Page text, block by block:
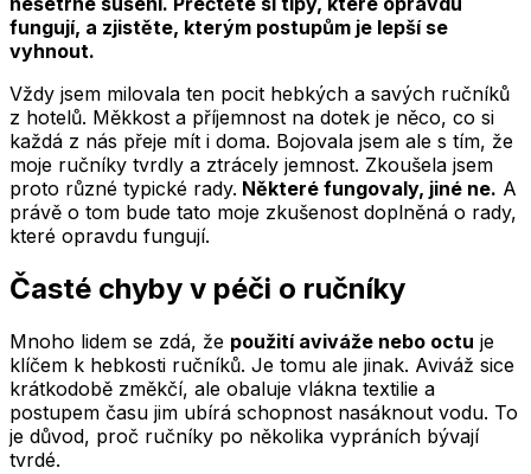
fungují, a zjistěte, kterým postupům je lepší se
vyhnout.
Vždy jsem milovala ten pocit hebkých a savých ručníků
z hotelů. Měkkost a příjemnost na dotek je něco, co si
každá z nás přeje mít i doma. Bojovala jsem ale s tím, že
moje ručníky tvrdly a ztrácely jemnost. Zkoušela jsem
proto různé typické rady. Některé fungovaly, jiné ne. A
právě o tom bude tato moje zkušenost doplněná o rady,
které opravdu fungují.
Časté chyby v péči o ručníky
Mnoho lidem se zdá, že použití aviváže nebo octu je
klíčem k hebkosti ručníků. Je tomu ale jinak. Aviváž sice
krátkodobě změkčí, ale obaluje vlákna textilie a
postupem času jim ubírá schopnost nasáknout vodu. To
je důvod, proč ručníky po několika vypráních bývají
tvrdé.